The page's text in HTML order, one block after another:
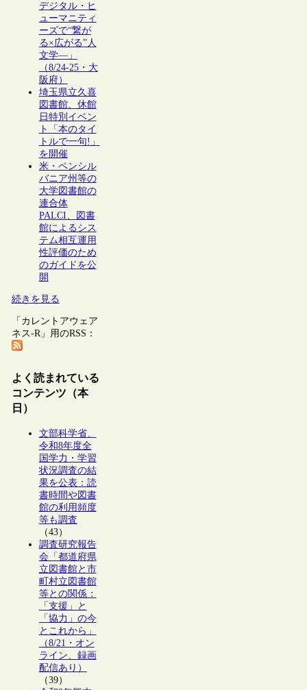
デジタル・ヒ
ューマニティ
ーズで“繋が
る×広がる”人
文学―」
（8/24-25・大
阪府）
埼玉県立久喜
図書館、休館
日特別イベン
ト「本のタイ
トルで一句!」
を開催
米・ペンシル
バニア州等の
大学図書館の
連合体
PALCI、図書
館によるシス
テム相互運用
性評価のため
のガイドを公
開
続きを見る
「カレントアウェア
ネス-R」用のRSS：
よく読まれている
コンテンツ（本
日）
文部科学省、
令和8年度全
国学力・学習
状況調査の結
果を公表：読
書時間や図書
館の利用頻度
等も調査
（43）
調査研究報告
会「都道府県
立図書館と市
町村立図書館
等との関係：
「支援」と
「協力」の今
とこれから」
（8/21・オン
ライン、録画
配信あり）
（39）